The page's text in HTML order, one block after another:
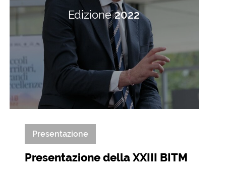
Edizione2022
Presentazione
Presentazione della XXIII BITM